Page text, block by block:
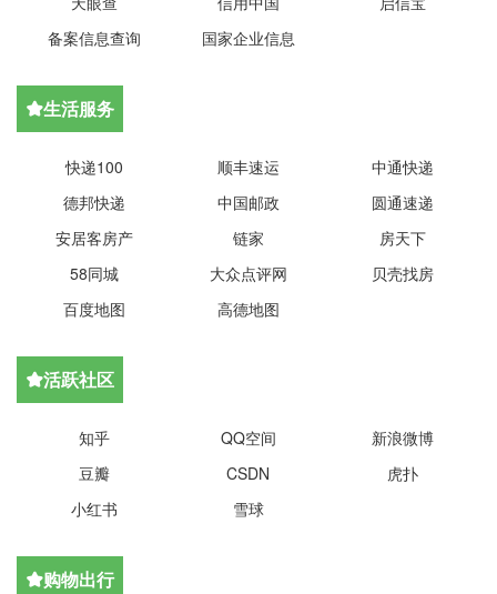
备案信息查询
国家企业信息
生活服务
快递100 顺丰速运
中通快递
德邦快递
中国邮政
圆通速递
安居客房产
链家
房天下
58同城
大众点评网
贝壳找房
百度地图
高德地图
活跃社区
知乎 QQ空间
新浪微博
豆瓣
CSDN
虎扑
小红书
雪球
购物出行